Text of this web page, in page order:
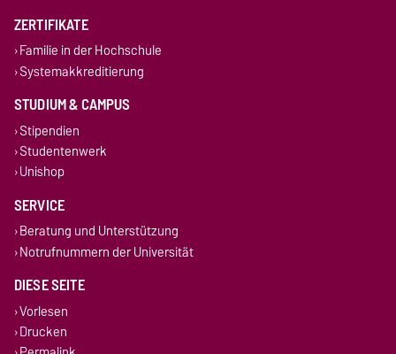
ZERTIFIKATE
Familie in der Hochschule
Systemakkreditierung
STUDIUM & CAMPUS
Stipendien
Studentenwerk
Unishop
SERVICE
Beratung und Unterstützung
Notrufnummern der Universität
DIESE SEITE
Vorlesen
Drucken